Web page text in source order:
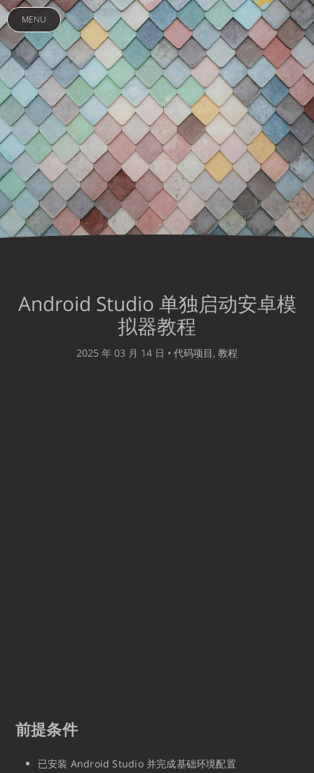
MENU
Android Studio 单独启动安卓模
拟器教程
2025 年 03 月 14 日 • 代码项目 , 教程
前提条件
已安装 Android Studio 并完成基础环境配置